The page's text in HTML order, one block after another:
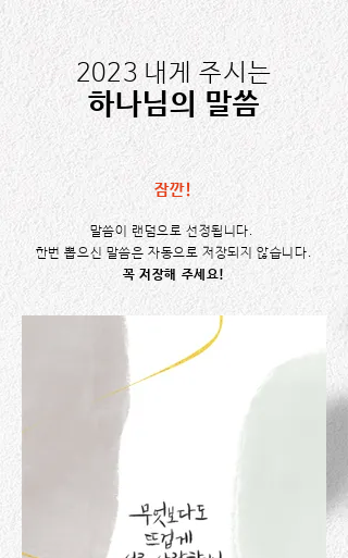
2023 내게 주시는
​하나님의 말씀
잠깐!
말씀이 랜덤으로 선정됩니다.
한번 뽑으신 말씀은 자동으로 저장되지 않습니다.
꼭 저장해 주세요!